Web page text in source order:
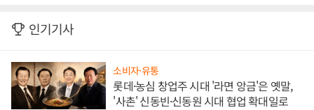
인기기사
소비자·유통
롯데·농심 창업주 시대 '라면 앙금'은 옛말,
'사촌' 신동빈·신동원 시대 협업 확대일로